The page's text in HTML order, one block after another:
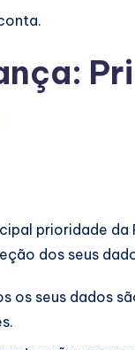
prioridade
dos seus
os seus dados